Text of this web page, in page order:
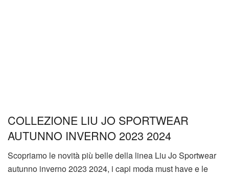
COLLEZIONE LIU JO SPORTWEAR
AUTUNNO INVERNO 2023 2024
Scopriamo le novità più belle della linea Liu Jo Sportwear
autunno inverno 2023 2024, i capi moda must have e le